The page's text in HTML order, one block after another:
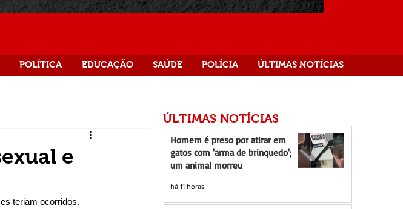
POLÍTICA EDUCAÇÃO SAÚDE POLÍCIA ÚLTIMAS NOTÍCIAS
e
teriam ocorridos.
ÚLTIMAS NOTÍCIAS
Homem é preso por atirar em
gatos com 'arma de brinquedo';
um animal morreu
há 11 horas